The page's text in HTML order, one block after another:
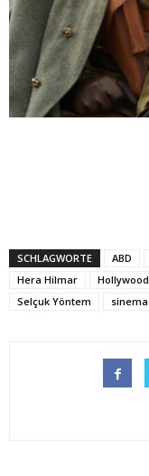
SCHLAGWORTE ABD
Hera Hilmar
Hollywood
Selçuk Yöntem
sinema